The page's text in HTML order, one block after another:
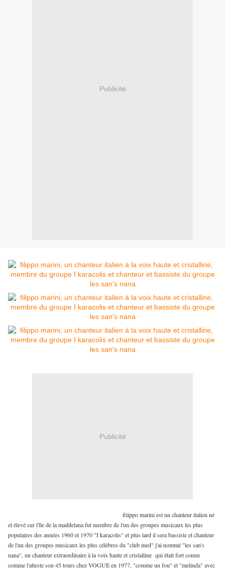
Publicité
Publicité
filippo marini est un chanteur italien né
et élevé sur l'île de la maddelana fut membre de l'un des groupes musicaux les plus
populaires des années 1960 et 1970 "I karacolis" et plus tard il sera bassiste et chanteur
de l'un des groupes musicaux les plus célèbres du "club med" j'ai nommé "les san's
nana", un chanteur extraordinaire à la voix haute et cristalline qui était fort connu
comme l'atteste son 45 tours chez VOGUE en 1977, "comme un fou" et "melinda" avec